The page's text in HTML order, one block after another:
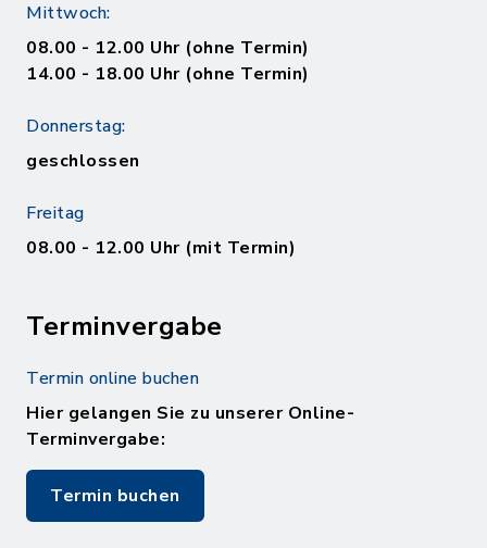
Mittwoch:
08.00 - 12.00 Uhr (ohne Termin)
14.00 - 18.00 Uhr (ohne Termin)
Donnerstag:
geschlossen
Freitag
08.00 - 12.00 Uhr (mit Termin)
Terminvergabe
Termin online buchen
Hier gelangen Sie zu unserer Online-
Terminvergabe:
Termin buchen